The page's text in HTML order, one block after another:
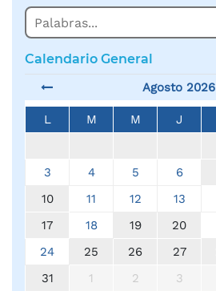
Buscar
Calendario General
Agosto 2026
L M M J
3
4 5 6
10
11 12 13
17
18 19 20
24
25 26 27
31
1 2 3